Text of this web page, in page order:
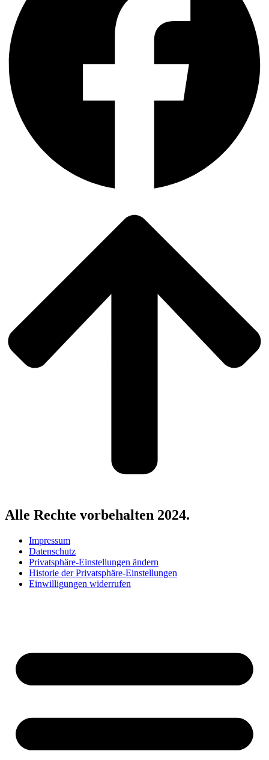
Alle Rechte vorbehalten 2024.
Impressum
Datenschutz
Privatsphäre-Einstellungen ändern
Historie der Privatsphäre-Einstellungen
Einwilligungen widerrufen